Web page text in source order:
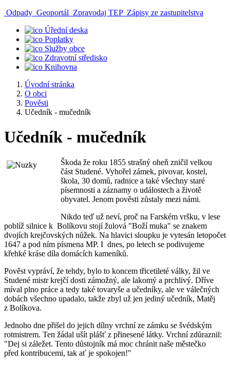
Odpady Geoportál Zpravodaj TEP Zápisy ze zastupitelstva
Úřední deska
Poplatky
Služby obce
Zdravotní středisko
Knihovna
Úvodní stránka
O obci
Pověsti
Učedník - mučedník
Učedník - mučedník
Škoda že roku 1855 strašný oheň zničil velkou
část Studené. Vyhořel zámek, pivovar, kostel,
škola, 30 domů, radnice a také všechny staré
písemnosti a záznamy o událostech a životě
obyvatel. Jenom pověsti zůstaly mezi námi.
Nikdo teď už neví, proč na Farském vršku, v lese
poblíž silnice k Bolíkovu stojí žulová "Boží muka" se znakem
dvojích krejčovských nůžek. Na hlavici sloupku je vytesán letopočet
1647 a pod ním písmena MP. I dnes, po letech se podivujeme
křehké kráse díla domácích kameníků.
Pověst vypráví, že tehdy, bylo to koncem třicetileté války, žil ve
Studené mistr krejčí dosti zámožný, ale lakomý a prchlivý. Dříve
míval plno práce a tedy také tovaryše a učedníky, ale ve válečných
dobách všechno upadalo, takže zbyl už jen jediný učedník, Matěj
z Bolíkova.
Jednoho dne přišel do jejich dílny vrchní ze zámku se švédským
rotmistrem. Ten žádal ušít plášť z přinesené látky. Vrchní zdůraznil:
"Dej si záležet. Tento důstojník má moc chránit naše městečko
před kontribucemi, tak ať je spokojen!"